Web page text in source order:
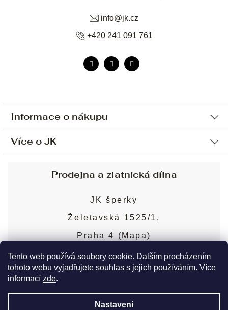
Tento web používá soubory cookie. Dalším procházením
tohoto webu vyjadřujete souhlas s jejich používáním. Více
informací zde.
Nastavení
Informace o nákupu
Ochrana osobních údajů
Sjednání osobní schůzky
Obchodní podmínky
Puncovní značky
Více o JK
Blog
Nejčastější dotazy
info@jk.cz
+420 241 091 761
Prodejna a zlatnická dílna
JK šperky
Želetavská 1525/1,
Praha 4 ( Mapa)
Více o prodejně
Copyright 2026JK šperky. Všechna práva